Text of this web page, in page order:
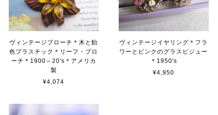
ヴィンテージブローチ＊木と飴
色プラスチック＊リーフ・ブロ
ーチ＊1900～20's＊アメリカ
製
¥4,074
ヴィンテージイヤリング＊フラ
ワーとピンクのグラスビジュー
＊1950's
¥4,950